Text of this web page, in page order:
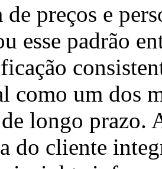
de preços e
esse padrão
como um dos
longo prazo.
do cliente